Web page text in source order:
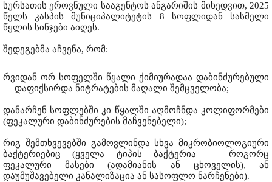
სურსათის ეროვნული სააგენტოს ანგარიშის მიხედვით, 2025
წელს კასპის მუნიციპალიტეტის 8 სოფლიდან სასმელი
წყლის სინჯები აიღეს.
შედეგებმა აჩვენა, რომ:
რვიდან ორ სოფელში წყალი ქიმიურადაა დაბინძურებული
— დაფიქსირდა ნიტრატების მაღალი შემცველობა;
დანარჩენ სოფლებში კი წყალში აღმოჩნდა კოლიფორმები
(ფეკალური დაბინძურების მაჩვენებელი);
რიგ შემთხვევებში გამოვლინდა სხვა მიკრობიოლოგიური
ბაქტერიებიც (ყველა ტიპის ბაქტერია — როგორც
ფეკალური მასები (ადამიანის ან ცხოველის), ან
დაუმუშავებელი კანალიზაცია ან სასოფლო ნარჩენები).